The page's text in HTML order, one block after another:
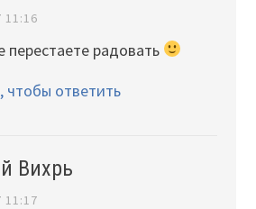
11:16
перестаете радовать
чтобы ответить
Вихрь
11:17